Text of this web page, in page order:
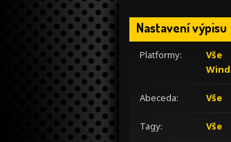
Nastavení výpisu
Platformy: Vše
Abeceda: Vše
Tagy: Vše